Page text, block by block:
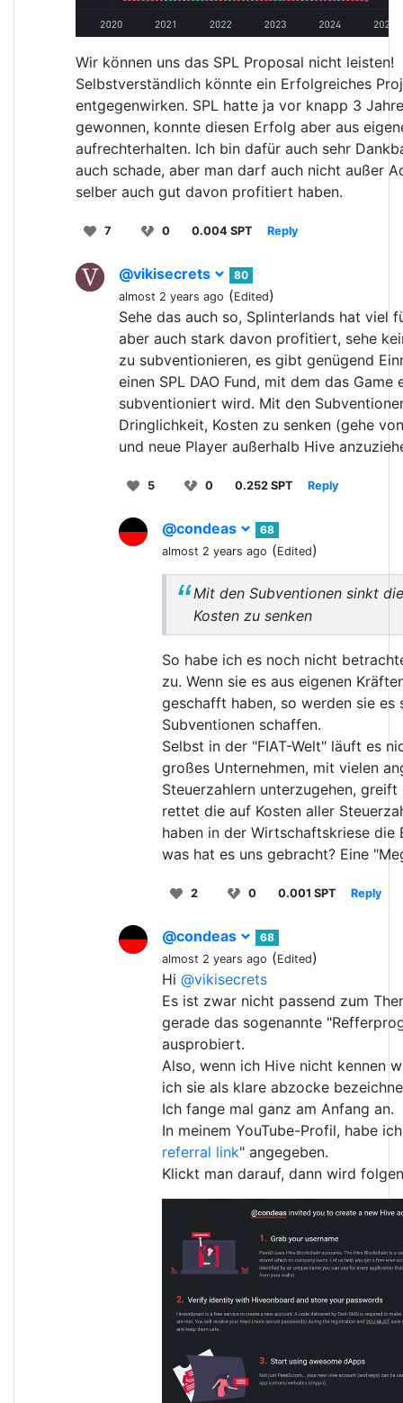
Wir können uns das SPL Proposal nicht leisten!
Selbstverständlich könnte ein Erfolgreiches
entgegenwirken. SPL hatte ja vor knapp 3
gewonnen, konnte diesen Erfolg aber aus
aufrechterhalten. Ich bin dafür auch sehr
auch schade, aber man darf auch nicht außer
selber auch gut davon profitiert haben.
7 0 0.004 SPT Reply
@vikisecrets
80
almost 2 years ago (Edited)
Sehe das auch so, Splinterlands hat viel
aber auch stark davon profitiert, sehe
zu subventionieren, es gibt genügend
einen SPL DAO Fund, mit dem das Game
subventioniert wird. Mit den
Dringlichkeit, Kosten zu senken (gehe
und neue Player außerhalb Hive
5 0 0.252 SPT Reply
@condeas
68
almost 2 years ago (Edited)
Mit den Subventionen sinkt
Kosten zu senken
So habe ich es noch nicht
zu. Wenn sie es aus eigenen
geschafft haben, so werden sie es
Subventionen schaffen.
Selbst in der "FIAT-Welt" läuft es
großes Unternehmen, mit vielen
Steuerzahlern unterzugehen,
rettet die auf Kosten aller
haben in der Wirtschaftskriese die
was hat es uns gebracht? Eine
2 0 0.001 SPT Reply
@condeas
68
almost 2 years ago (Edited)
Hi @vikisecrets
Es ist zwar nicht passend zum
gerade das sogenannte
ausprobiert.
Also, wenn ich Hive nicht kennen
ich sie als klare abzocke
Ich fange mal ganz am Anfang an.
In meinem YouTube-Profil, habe
referral link" angegeben.
Klickt man darauf, dann wird